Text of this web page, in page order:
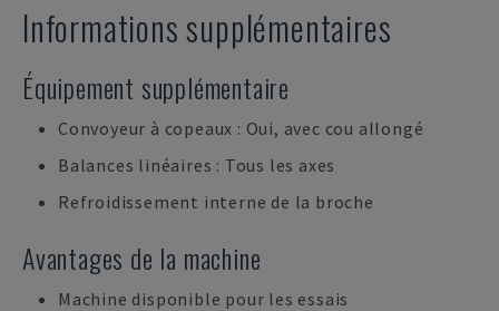
Informations supplémentaires
Équipement supplémentaire
Convoyeur à copeaux : Oui, avec cou allongé
Balances linéaires : Tous les axes
Refroidissement interne de la broche
Avantages de la machine
Machine disponible pour les essais